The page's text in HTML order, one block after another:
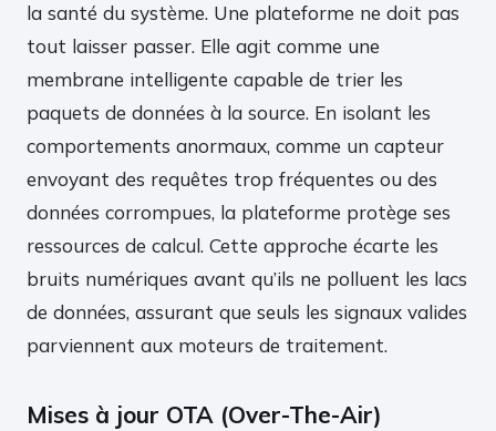
la santé du système. Une plateforme ne doit pas
tout laisser passer. Elle agit comme une
membrane intelligente capable de trier les
paquets de données à la source. En isolant les
comportements anormaux, comme un capteur
envoyant des requêtes trop fréquentes ou des
données corrompues, la plateforme protège ses
ressources de calcul. Cette approche écarte les
bruits numériques avant qu’ils ne polluent les lacs
de données, assurant que seuls les signaux valides
parviennent aux moteurs de traitement.
Mises à jour OTA (Over-The-Air)